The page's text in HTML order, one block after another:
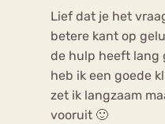
Lief dat je het
betere kant op
de hulp heeft lang
heb ik een goede
zet ik langzaam
vooruit 🙂